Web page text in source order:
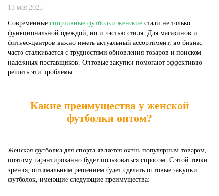
13 мая 2025
Современные спортивные футболки женские стали не только
функциональной одеждой, но и частью стиля. Для магазинов и
фитнес-центров важно иметь актуальный ассортимент, но бизнес
часто сталкивается с трудностями обновления товаров и поиском
надежных поставщиков. Оптовые закупки помогают эффективно
решить эти проблемы.
Какие преимущества у женской
футболки оптом?
Женская футболка для спорта является очень популярным товаром,
поэтому гарантированно будет пользоваться спросом. С этой точки
зрения, оптимальным решением будет сделать оптовые закупки
футболок, имеющие следующие преимущества: